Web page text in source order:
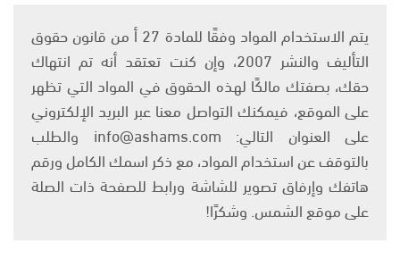
يتم الاستخدام المواد وفقًا للمادة 27 أ من قانون حقوق
التأليف والنشر 2007، وإن كنت تعتقد أنه تم انتهاك
حقك، بصفتك مالكًا لهذه الحقوق في المواد التي تظهر
على الموقع، فيمكنك التواصل معنا عبر البريد الإلكتروني
على العنوان التالي: info@ashams.com والطلب
بالتوقف عن استخدام المواد، مع ذكر اسمك الكامل ورقم
هاتفك وإرفاق تصوير للشاشة ورابط للصفحة ذات الصلة
على موقع الشمس. وشكرًا!